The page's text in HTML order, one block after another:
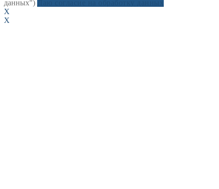
данных")
X
X